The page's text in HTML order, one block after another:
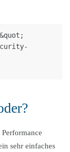
sehr einfaches